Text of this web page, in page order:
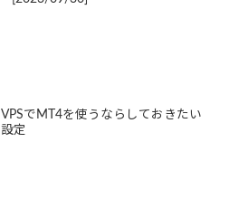
VPSでMT4を使うならしておきたい
設定